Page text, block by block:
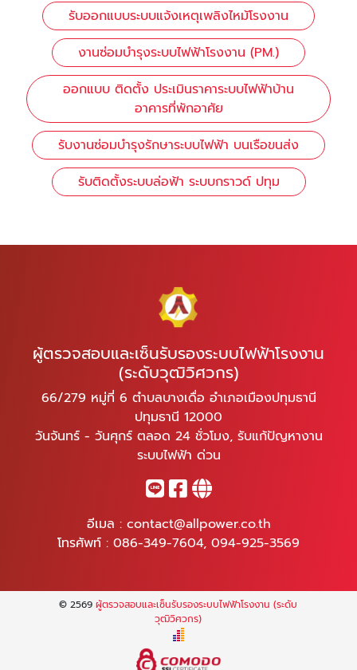
รับออกแบบระบบแจ้งเหตุเพลิงไหม้โรงงาน
งานซ่อมบำรุงระบบไฟฟ้าโรงงาน (PM.)
ออกแบบ ติดตั้ง ประเมินราคาระบบไฟฟ้าบ้าน
อาคารที่พักอาศัย
รับงานซ่อมบำรุงรักษาระบบไฟฟ้า บนเรือขนส่ง
รับติดตั้งระบบล่อฟ้า ระบบกราวด์ ปทุม
ผู้ตรวจสอบและเซ็นรับรองระบบไฟฟ้าโรงงาน
(ระดับวุฒิวิศวกร)
66/279 หมู่ที่ 6 ตำบลบางเดื่อ อำเภอเมืองปทุมธานี
ปทุมธานี 12000
วันจันทร์ - วันศุกร์ ตลอด 24 ชั่วโมง, รับแก้ปัญหางาน
ระบบไฟฟ้า ด่วน
อีเมล : contact@allpower.co.th
โทรศัพท์ : 086-349-7604, 094-925-3569
© 2569ผู้ตรวจสอบและเซ็นรับรองระบบไฟฟ้าโรงงาน (ระดับ
วุฒิวิศวกร)